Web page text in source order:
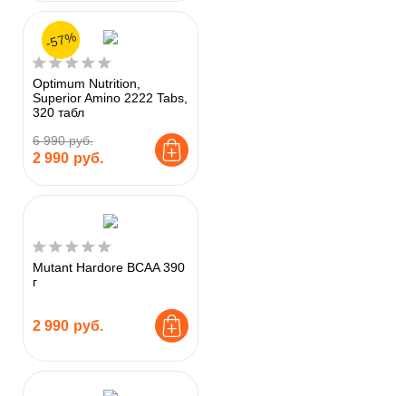
Optimum Nutrition,
Superior Amino 2222 Tabs,
320 табл
6 990 руб.
2 990 руб.
-57%
Mutant Hardore BCAA 390
г
2 990 руб.